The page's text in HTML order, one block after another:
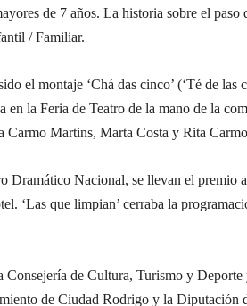
de 7 años. La historia sobre el
/ Familiar.
el montaje ‘Chá das cinco’ (‘Té de las
en la Feria de Teatro de la mano de la
Carmo Martins, Marta Costa y Rita
Dramático Nacional, se llevan el premio
‘Las que limpian’ cerraba la
de Cultura, Turismo y
de Ciudad Rodrigo y la Diputación